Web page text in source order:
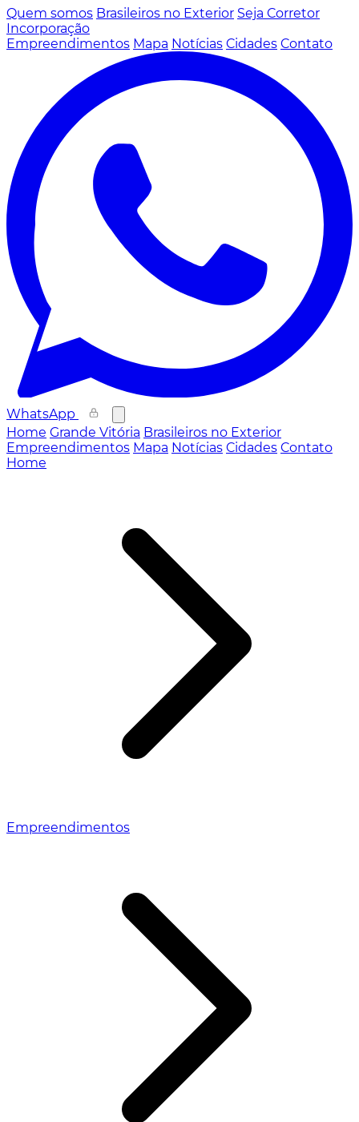
Quem somos Brasileiros no Exterior Seja Corretor
Incorporação
Empreendimentos Mapa Notícias Cidades Contato
WhatsApp
Home Grande Vitória Brasileiros no Exterior
Empreendimentos Mapa Notícias Cidades Contato
Home
Empreendimentos